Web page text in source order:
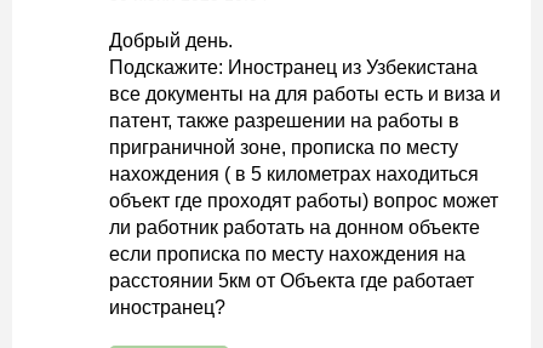
Добрый день.
Подскажите: Иностранец из Узбекистана
все документы на для работы есть и виза и
патент, также разрешении на работы в
приграничной зоне, прописка по месту
нахождения ( в 5 километрах находиться
объект где проходят работы) вопрос может
ли работник работать на донном объекте
если прописка по месту нахождения на
расстоянии 5км от Объекта где работает
иностранец?